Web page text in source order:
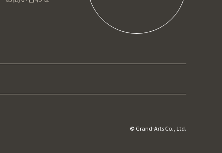
© Grand-Arts Co., Ltd.